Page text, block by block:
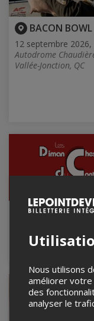
BACON
12 septembre 2026,
Autodrome
Vallée-Jonction, QC
LA GRANDE
16 septembre
Nous utilisons
améliorer
des
analyser le